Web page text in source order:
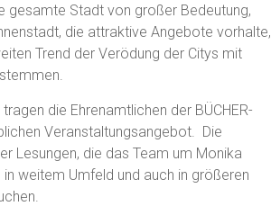
gesamte Stadt von großer Bedeutung,
die attraktive Angebote vorhalte,
Trend der Verödung der Citys mit
die Ehrenamtlichen der BÜCHER-
Veranstaltungsangebot. Die
Lesungen, die das Team um Monika
weitem Umfeld und auch in größeren